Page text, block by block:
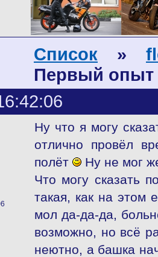
Список »
Первый опыт
Ну что я могу
отлично провёл
полёт
Ну не мог
Что могу сказать
такая, как на этом
мол да-да-да,
возможно, но всё
неютно, а башка